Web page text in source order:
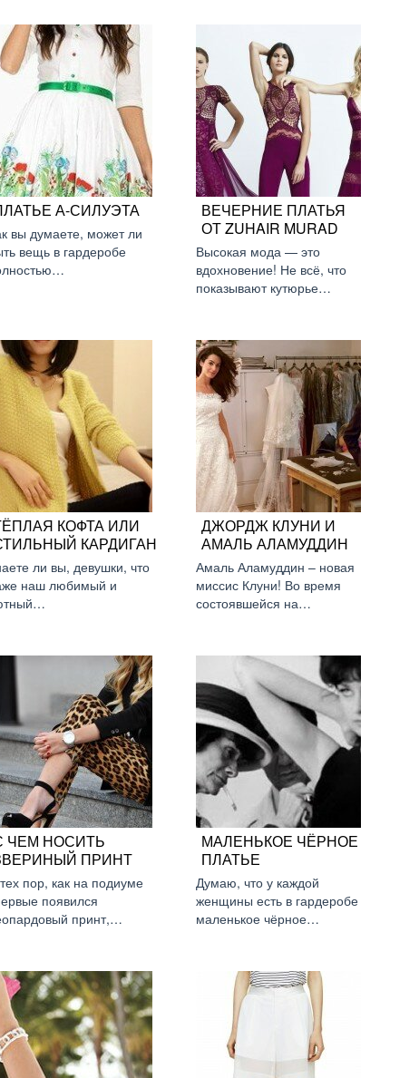
А-СИЛУЭТА
вы думаете, может ли
вещь в гардеробе
ВЕЧЕРНИЕ ПЛАТЬЯ
ОТ ZUHAIR MURAD
Высокая мода — это
вдохновение! Не всё, что
показывают кутюрье…
КОФТА ИЛИ
КАРДИГАН
ли вы, девушки, что
наш любимый и
ДЖОРДЖ КЛУНИ И
АМАЛЬ АЛАМУДДИН
Амаль Аламуддин – новая
миссис Клуни! Во время
состоявшейся на…
ЧЕМ НОСИТЬ
ПРИНТ
пор, как на подиуме
появился
принт,…
МАЛЕНЬКОЕ ЧЁРНОЕ
ПЛАТЬЕ
Думаю, что у каждой
женщины есть в гардеробе
маленькое чёрное…